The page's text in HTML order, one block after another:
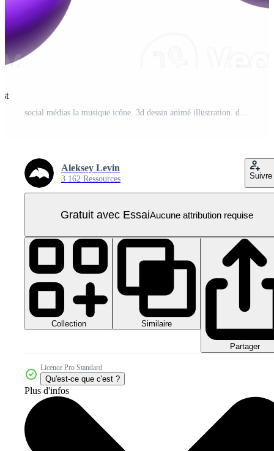
social médias la musique icône. 3d dessin animé illustration. discours bulle PNG Pro
Aleksey Levin
3 162 Ressources Suivre
Gratuit avec EssaiAucune attribution requise
Collection Similaire
Partager
Licence Pro Standard
Qu'est-ce que c'est ?
Plus d'infos